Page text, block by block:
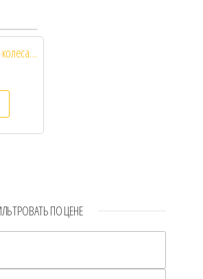
Подшипник переднего колеса DIO
ПО ЦЕНЕ